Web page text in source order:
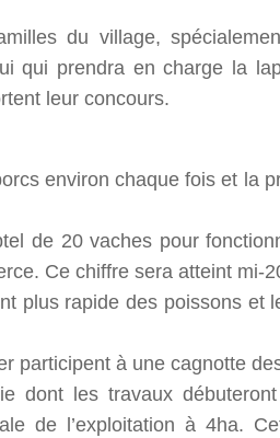
du village,
qui prendra en charge la
leur concours.
environ chaque fois et la
de 20 vaches pour
Ce chiffre sera atteint mi-
plus rapide des poissons et
participent à une cagnotte
dont les travaux
de l’exploitation à 4ha.